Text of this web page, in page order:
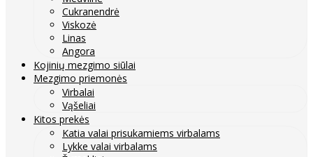
Cukranendrė
Viskozė
Linas
Angora
Kojinių mezgimo siūlai
Mezgimo priemonės
Virbalai
Vąšeliai
Kitos prekės
Katia valai prisukamiems virbalams
Lykke valai virbalams